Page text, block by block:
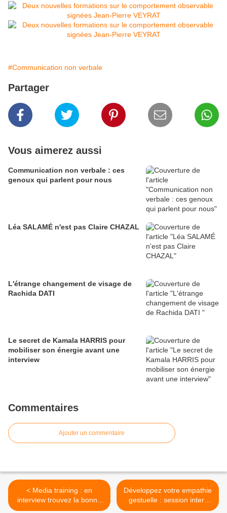
#Communication non verbale
Partager
Vous aimerez aussi
Communication non verbale : ces
genoux qui parlent pour nous
Léa SALAMÉ n'est pas Claire CHAZAL
L'étrange changement de visage de
Rachida DATI
Le secret de Kamala HARRIS pour
mobiliser son énergie avant une
interview
Commentaires
Ajouter un commentaire
< Media training : en
interview trouvez la bonne
vitesse
Développez votre empathie
gestuelle : session inter-
entreprises à suivre sur